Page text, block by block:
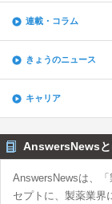
連載・コラム
きょうのニュース
キャリア
AnswersNews
AnswersNewsは、
セプトに、製薬業界